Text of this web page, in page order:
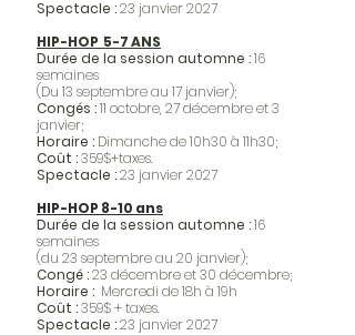
Spectacle :23 janvier 2027
HIP-HOP 5-7 ANS
Durée de la session automne :16
semaines
(Du 13 septembre au 17 janvier);
Congés :11 octobre, 27 décembre et 3
janvier;
Horaire : Dimanche de 10h30 à 11h30;
Coût :359$+taxes.
Spectacle :23 janvier 2027
HIP-HOP 8-10 ans
Durée de la session automne :16
semaines
(du 23 septembre au 20 janvier);
Congé :23 décembre et 30 décembre;
Horaire : Mercredi de 18h à 19h
Coût :359$ + taxes.
Spectacle :23 janvier 2027